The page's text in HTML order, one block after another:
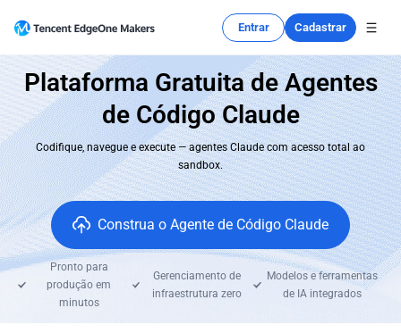
Entrar Cadastrar
Plataforma Gratuita de Agentes
de Código Claude
Codifique, navegue e execute — agentes Claude com acesso total ao
sandbox.
Construa o Agente de Código Claude
Pronto para
produção em
minutos
Gerenciamento de
infraestrutura zero
Modelos e ferramentas
de IA integrados